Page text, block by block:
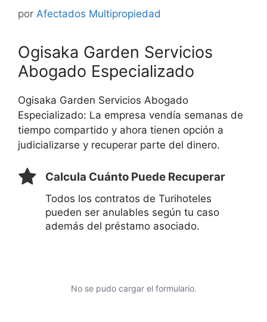
por Afectados Multipropiedad
Ogisaka Garden Servicios
Abogado Especializado
Ogisaka Garden Servicios Abogado
Especializado: La empresa vendía semanas de
tiempo compartido y ahora tienen opción a
judicializarse y recuperar parte del dinero.
Calcula Cuánto Puede Recuperar
Todos los contratos de Turihoteles
pueden ser anulables según tu caso
además del préstamo asociado.
No se pudo cargar el formulario.